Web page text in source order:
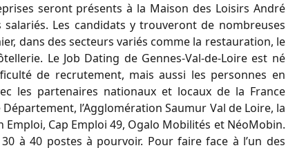
seront présents à la Maison des Loisirs André
Les candidats y trouveront de nombreuses
dans des secteurs variés comme la restauration, le
Le Job Dating de Gennes-Val-de-Loire est né
de recrutement, mais aussi les personnes en
les partenaires nationaux et locaux de la France
l’Agglomération Saumur Val de Loire, la
Cap Emploi 49, Ogalo Mobilités et NéoMobin.
à 40 postes à pourvoir. Pour faire face à l’un des